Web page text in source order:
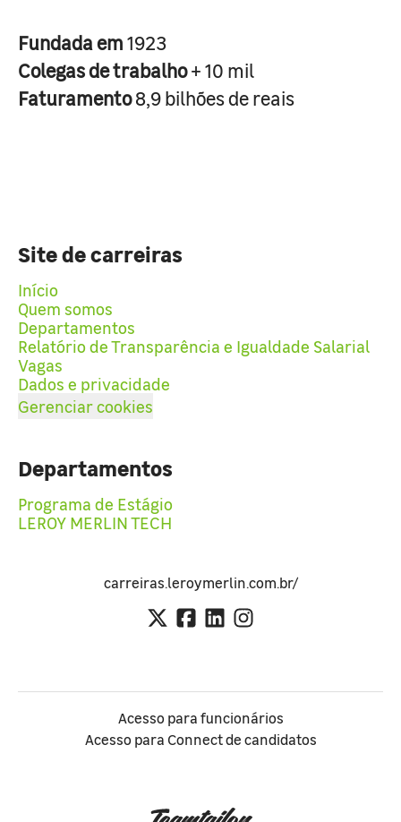
Fundada em1923
Colegas de trabalho+ 10 mil
Faturamento8,9 bilhões de reais
Site de carreiras
Início
Quem somos
Departamentos
Relatório de Transparência e Igualdade Salarial
Vagas
Dados e privacidade
Gerenciar cookies
Departamentos
Programa de Estágio
LEROY MERLIN TECH
carreiras.leroymerlin.com.br/
Acesso para funcionários
Acesso para Connect de candidatos